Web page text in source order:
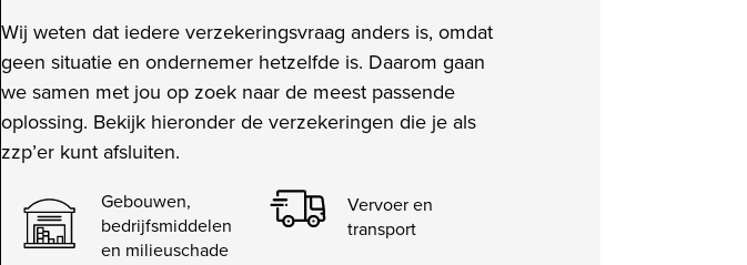
Wij weten dat iedere verzekeringsvraag anders is, omdat
geen situatie en ondernemer hetzelfde is. Daarom gaan
we samen met jou op zoek naar de meest passende
oplossing. Bekijk hieronder de verzekeringen die je als
zzp’er kunt afsluiten.
Gebouwen,
bedrijfsmiddelen
en milieuschade
Vervoer en
transport